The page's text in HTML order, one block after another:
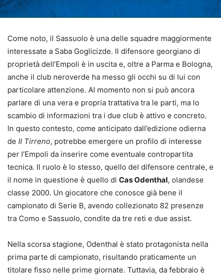
Come noto, il Sassuolo è una delle squadre maggiormente
interessate a Saba Goglicizde. Il difensore georgiano di
proprietà dell’Empoli è in uscita e, oltre a Parma e Bologna,
anche il club neroverde ha messo gli occhi su di lui con
particolare attenzione. Al momento non si può ancora
parlare di una vera e propria trattativa tra le parti, ma lo
scambio di informazioni tra i due club è attivo e concreto.
In questo contesto, come anticipato dall’edizione odierna
de Il Tirreno, potrebbe emergere un profilo di interesse
per l’Empoli da inserire come eventuale contropartita
tecnica. Il ruolo è lo stesso, quello del difensore centrale, e
il nome in questione è quello di Cas Odenthal, olandese
classe 2000. Un giocatore che conosce già bene il
campionato di Serie B, avendo collezionato 82 presenze
tra Como e Sassuolo, condite da tre reti e due assist.
Nella scorsa stagione, Odenthal è stato protagonista nella
prima parte di campionato, risultando praticamente un
titolare fisso nelle prime giornate. Tuttavia, da febbraio è